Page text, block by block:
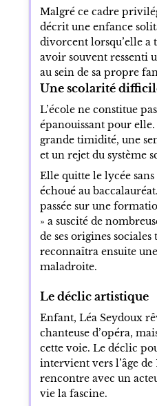
Malgré ce cadre
décrit une enfance
divorcent lorsqu’elle a
avoir souvent ressenti
au sein de sa propre
Une scolarité
L’école ne constitue
épanouissant pour
grande timidité, une
et un rejet du système
Elle quitte le lycée
échoué au
passée sur une
» a suscité de
de ses origines
reconnaîtra ensuite
maladroite.
Le déclic artistique
Enfant, Léa Seydoux
chanteuse d’opéra,
cette voie. Le déclic
intervient vers l’âge de
rencontre avec un
vie la fascine.